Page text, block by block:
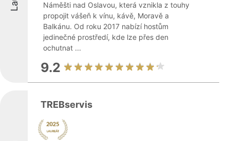
Náměšti nad Oslavou, která vznikla z touhy
propojit vášeň k vínu, kávě, Moravě a
Balkánu. Od roku 2017 nabízí hostům
jedinečné prostředí, kde lze přes den
ochutnat ...
9.2
TREBservis